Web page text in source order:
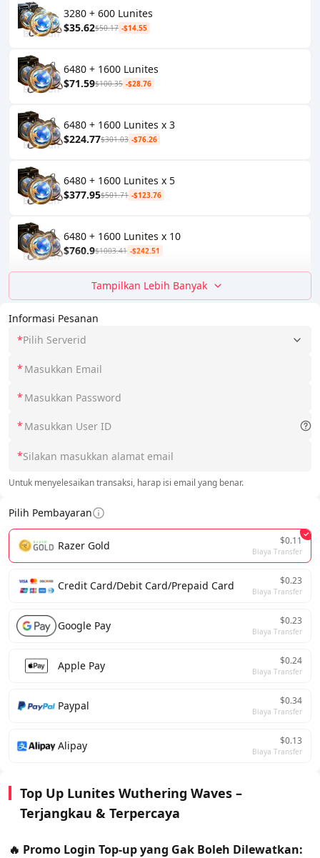
Informasi Pesanan
*Pilih Serverid
*
*
*
*
Untuk menyelesaikan transaksi, harap isi email yang benar.
Pilih Pembayaran
Razer Gold $0.11
Biaya Transfer
Credit Card/Debit Card/Prepaid Card $0.23
Biaya Transfer
Google Pay $0.23
Biaya Transfer
Apple Pay $0.24
Biaya Transfer
Paypal $0.34
Biaya Transfer
Alipay $0.13
Biaya Transfer
3280 + 600 Lunites
$35.62$50.17 -$14.55
6480 + 1600 Lunites
$71.59$100.35 -$28.76
6480 + 1600 Lunites x 3
$224.77$301.03 -$76.26
6480 + 1600 Lunites x 5
$377.95$501.71 -$123.76
6480 + 1600 Lunites x 10
$760.9$1003.41 -$242.51
Tampilkan Lebih Banyak
Top Up Lunites Wuthering Waves –
Terjangkau & Terpercaya
🔥 Promo Login Top-up yang Gak Boleh Dilewatkan: